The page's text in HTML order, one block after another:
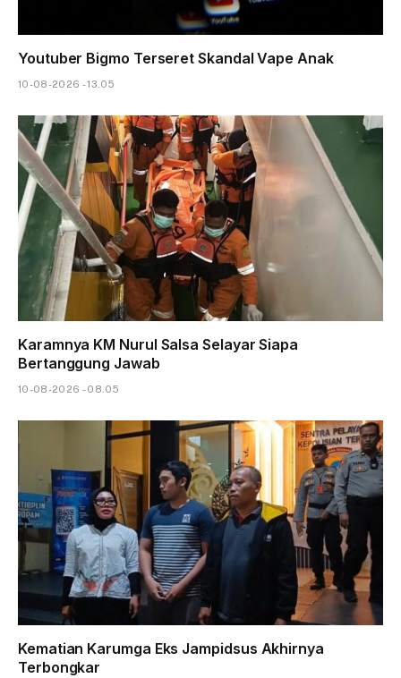
Youtuber Bigmo Terseret Skandal Vape Anak
10-08-2026 - 13.05
Karamnya KM Nurul Salsa Selayar Siapa
Bertanggung Jawab
10-08-2026 - 08.05
Kematian Karumga Eks Jampidsus Akhirnya
Terbongkar